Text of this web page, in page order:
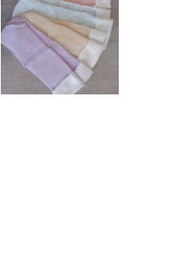
Medias Térmicas
con peluche –
Varios colores
2.200,00